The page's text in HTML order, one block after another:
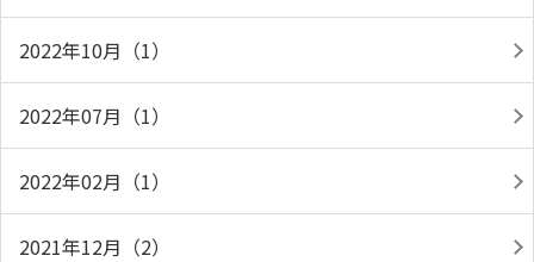
2022年10月（1）
2022年07月（1）
2022年02月（1）
2021年12月（2）